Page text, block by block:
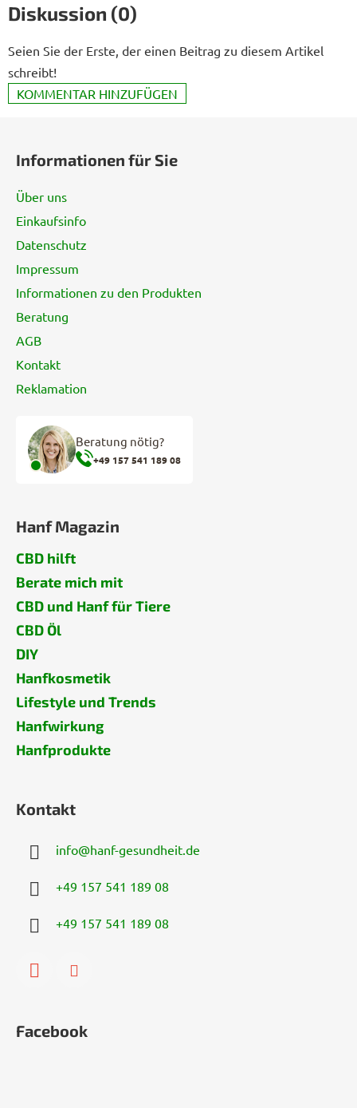
Diskussion (0)
Seien Sie der Erste, der einen Beitrag zu diesem Artikel
schreibt!
KOMMENTAR HINZUFÜGEN
Informationen für Sie
Über uns
Einkaufsinfo
Datenschutz
Impressum
Informationen zu den Produkten
Beratung
AGB
Kontakt
Reklamation
Beratung nötig?
+49 157 541 189 08
Hanf Magazin
CBD hilft
Berate mich mit
CBD und Hanf für Tiere
CBD Öl
DIY
Hanfkosmetik
Lifestyle und Trends
Hanfwirkung
Hanfprodukte
Kontakt
info@hanf-gesundheit.de
+49 157 541 189 08
+49 157 541 189 08
Facebook